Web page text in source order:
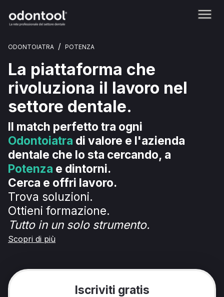
ODONTOIATRA / POTENZA
La piattaforma che
rivoluziona il lavoro nel
settore dentale.
Il match perfetto tra ogni
Odontoiatra di valore e l'azienda
dentale che lo sta cercando, a
Potenza e dintorni.
Cerca e offri lavoro.
Trova soluzioni.
Ottieni formazione.
Tutto in un solo strumento.
Scopri di più
Iscriviti gratis